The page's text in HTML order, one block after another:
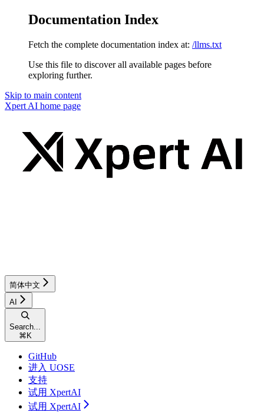
Documentation Index
Fetch the complete documentation index at: /llms.txt
Use this file to discover all available pages before
exploring further.
Skip to main content
Xpert AI home page
简体中文
AI
Search...
⌘ K
GitHub
进入 UOSE
支持
试用 XpertAI
试用 XpertAI